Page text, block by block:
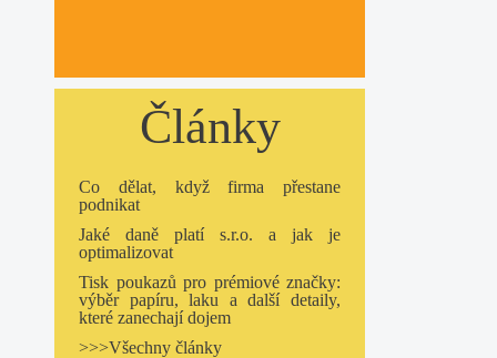
Články
Co dělat, když firma přestane
podnikat
Jaké daně platí s.r.o. a jak je
optimalizovat
Tisk poukazů pro prémiové značky:
výběr papíru, laku a další detaily,
které zanechají dojem
>>>Všechny články